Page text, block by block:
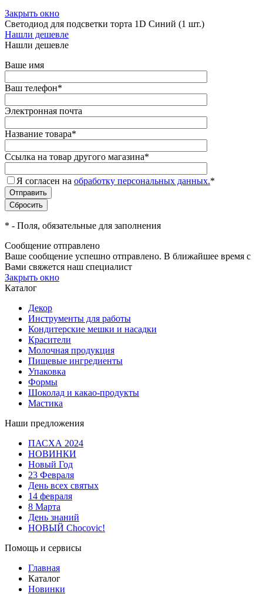
Закрыть окно
Светодиод для подсветки торта 1D Синий (1 шт.)
Нашли дешевле
Нашли дешевле
Ваше имя
Ваш телефон*
Электронная почта
Название товара*
Ссылка на товар другого магазина*
Я согласен на обработку персональных данных.*
* - Поля, обязательные для заполнения
Сообщение отправлено
Ваше сообщение успешно отправлено. В ближайшее время с
Вами свяжется наш специалист
Закрыть окно
Каталог
Декор
Инструменты для работы
Кондитерские мешки и насадки
Красители
Молочная продукция
Пищевые ингредиенты
Упаковка
Формы
Шоколад и какао-продукты
Мастика
Наши предложения
ПАСХА 2024
НОВИНКИ
Новый Год
23 Февраля
День всех святых
14 февраля
8 Марта
День знаний
НОВЫЙ Chocovic!
Помощь и сервисы
Главная
Каталог
Новинки